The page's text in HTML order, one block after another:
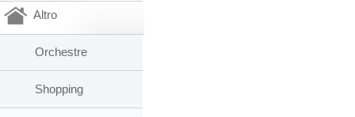
Altro
Orchestre
Shopping